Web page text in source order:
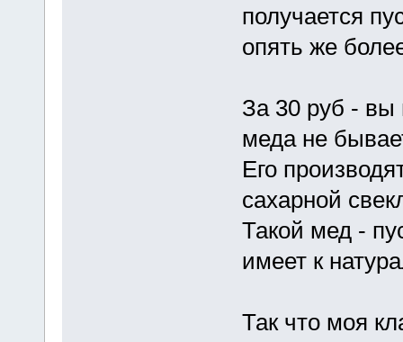
получается
опять же
За 30 руб - вы
меда не
Его
сахарной
Такой мед -
имеет к
Так что моя